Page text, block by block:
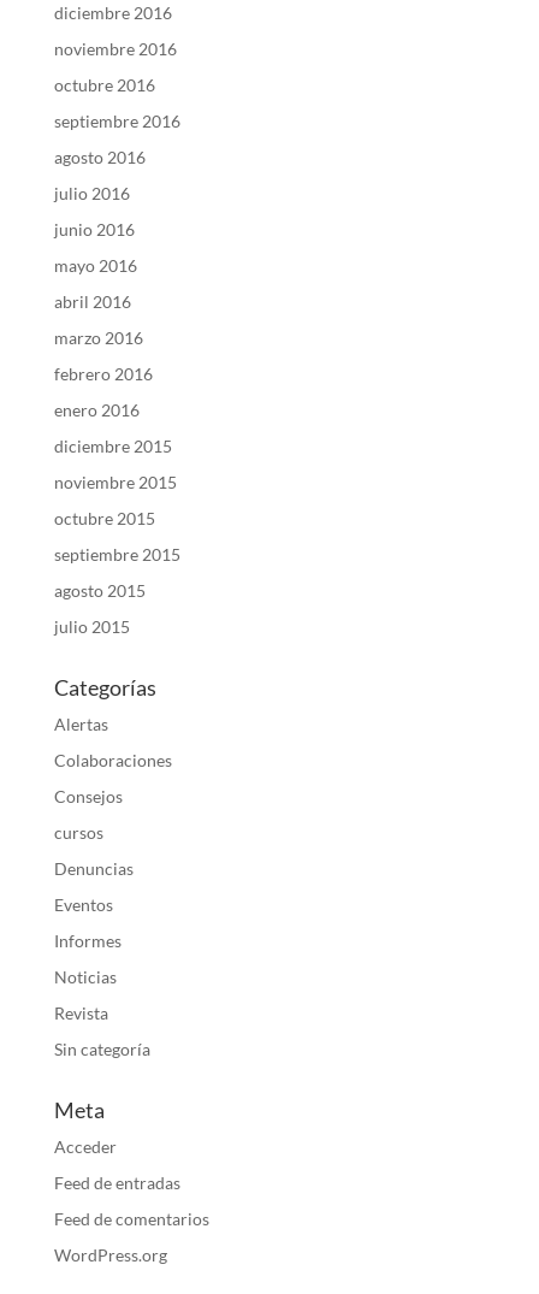
diciembre 2016
noviembre 2016
octubre 2016
septiembre 2016
agosto 2016
julio 2016
junio 2016
mayo 2016
abril 2016
marzo 2016
febrero 2016
enero 2016
diciembre 2015
noviembre 2015
octubre 2015
septiembre 2015
agosto 2015
julio 2015
Categorías
Alertas
Colaboraciones
Consejos
cursos
Denuncias
Eventos
Informes
Noticias
Revista
Sin categoría
Meta
Acceder
Feed de entradas
Feed de comentarios
WordPress.org